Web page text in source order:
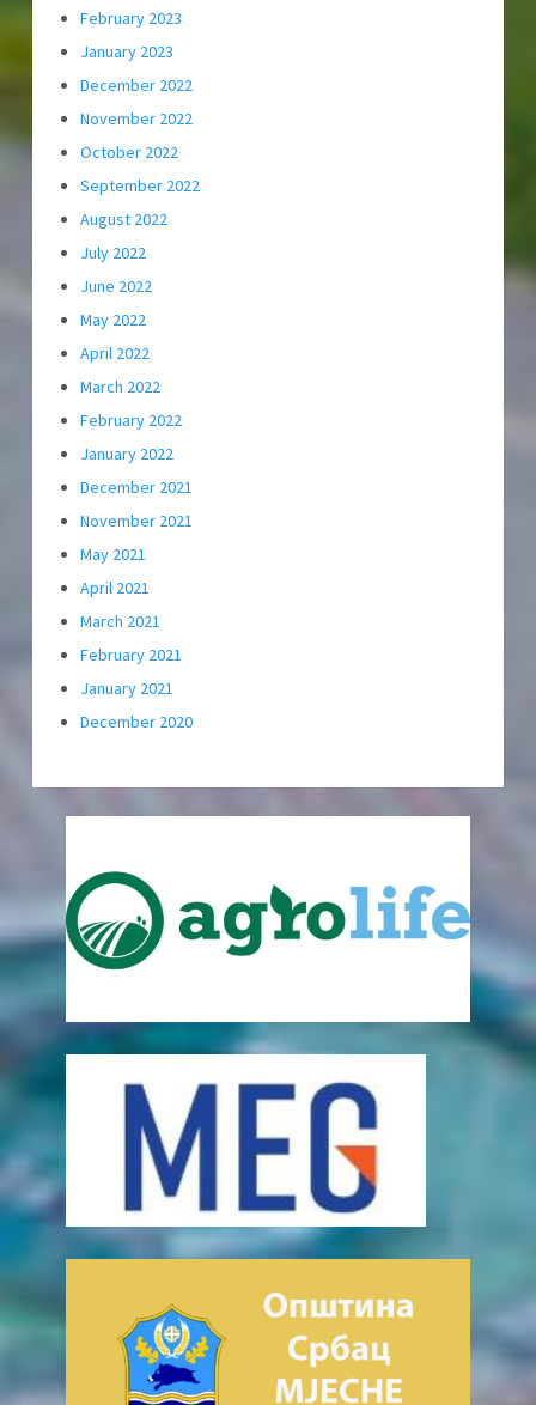
February 2023
January 2023
December 2022
November 2022
October 2022
September 2022
August 2022
July 2022
June 2022
May 2022
April 2022
March 2022
February 2022
January 2022
December 2021
November 2021
May 2021
April 2021
March 2021
February 2021
January 2021
December 2020